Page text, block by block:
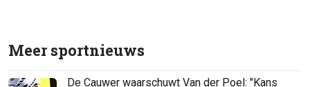
Meer sportnieuws
De Cauwer waarschuwt Van der Poel: "Kans